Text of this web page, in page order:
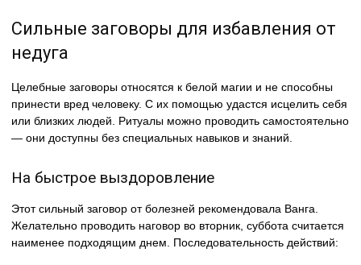
Сильные заговоры для избавления от
недуга
Целебные заговоры относятся к белой магии и не способны
принести вред человеку. С их помощью удастся исцелить себя
или близких людей. Ритуалы можно проводить самостоятельно
— они доступны без специальных навыков и знаний.
На быстрое выздоровление
Этот сильный заговор от болезней рекомендовала Ванга.
Желательно проводить наговор во вторник, суббота считается
наименее подходящим днем. Последовательность действий: